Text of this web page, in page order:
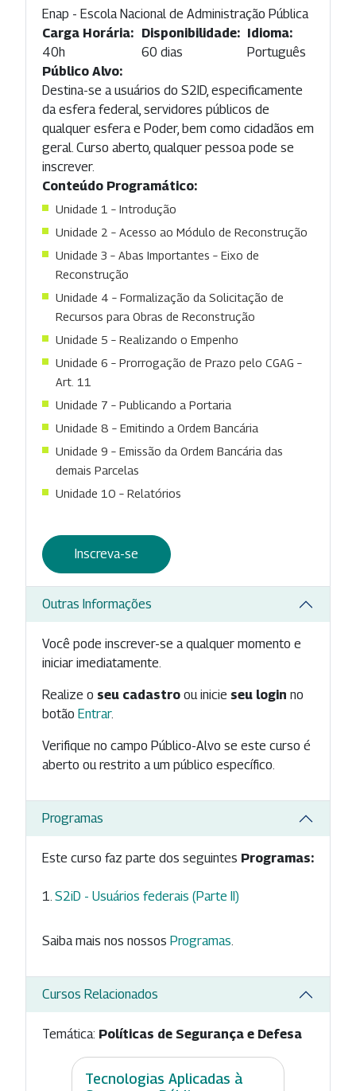
Enap - Escola Nacional de Administração Pública
Carga Horária:
40h
Disponibilidade:
60 dias
Idioma:
Português
Público Alvo:
Destina-se a usuários do S2ID, especificamente
da esfera federal, servidores públicos de
qualquer esfera e Poder, bem como cidadãos em
geral. Curso aberto, qualquer pessoa pode se
inscrever.
Conteúdo Programático:
Unidade 1 – Introdução
Unidade 2 – Acesso ao Módulo de Reconstrução
Unidade 3 – Abas Importantes – Eixo de
Reconstrução
Unidade 4 – Formalização da Solicitação de
Recursos para Obras de Reconstrução
Unidade 5 – Realizando o Empenho
Unidade 6 – Prorrogação de Prazo pelo CGAG –
Art. 11
Unidade 7 – Publicando a Portaria
Unidade 8 – Emitindo a Ordem Bancária
Unidade 9 – Emissão da Ordem Bancária das
demais Parcelas
Unidade 10 – Relatórios
Inscreva-se
Outras Informações
Você pode inscrever-se a qualquer momento e
iniciar imediatamente.
Realize o seu cadastro ou inicie seu login no
botão Entrar.
Verifique no campo Público-Alvo se este curso é
aberto ou restrito a um público específico.
Programas
Este curso faz parte dos seguintes Programas:
S2iD - Usuários federais (Parte II)
Saiba mais nos nossos Programas
Cursos Relacionados
Temática: Políticas de Segurança e Defesa
Tecnologias Aplicadas à